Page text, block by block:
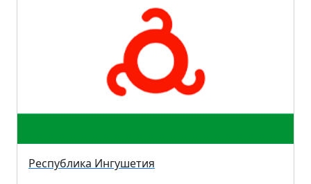
Республика Ингушетия